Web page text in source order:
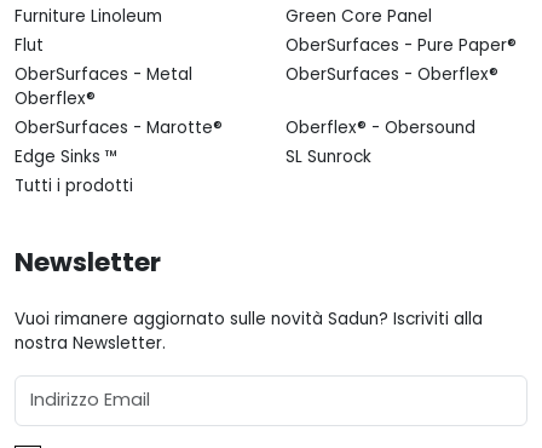
Furniture Linoleum
Green Core Panel
Flut
OberSurfaces - Pure Paper®
OberSurfaces - Metal
Oberflex®
OberSurfaces - Oberflex®
OberSurfaces - Marotte®
Oberflex® - Obersound
Edge Sinks ™
SL Sunrock
Tutti i prodotti
Newsletter
Vuoi rimanere aggiornato sulle novità Sadun? Iscriviti alla
nostra Newsletter.
Email